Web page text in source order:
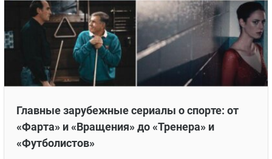
Главные зарубежные сериалы о спорте: от
«Фарта» и «Вращения» до «Тренера» и
«Футболистов»